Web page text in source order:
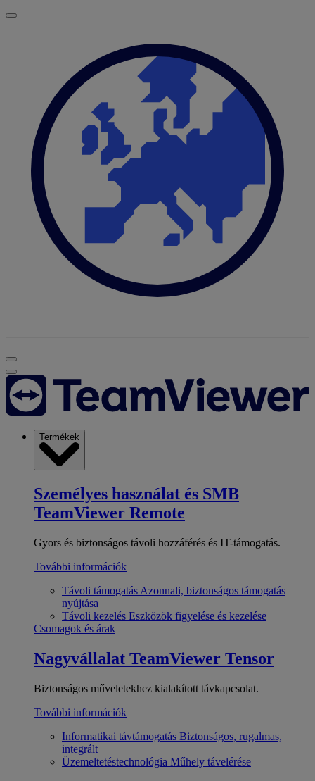
Termékek
Személyes használat és SMB
TeamViewer Remote
Gyors és biztonságos távoli hozzáférés és IT-támogatás.
További információk
Távoli támogatás Azonnali, biztonságos támogatás
nyújtása
Távoli kezelés Eszközök figyelése és kezelése
Csomagok és árak
Nagyvállalat TeamViewer Tensor
Biztonságos műveletekhez kialakított távkapcsolat.
További információk
Informatikai távtámogatás Biztonságos, rugalmas,
integrált
Üzemeltetéstechnológia Műhely távelérése